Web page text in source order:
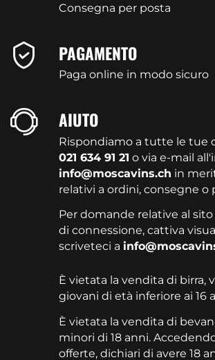
Consegna per posta
PAGAMENTO
Paga online in modo sicuro
AIUTO
Rispondiamo a tutte le tue
021 634 91 21 o via e-mail
info@moscavins.ch in
relativi a ordini, consegne o
Per domande relative al
di connessione, cattiva
scriveteci a
È vietata la vendita di birra,
giovani di età inferiore ai 16
È vietata la vendita di
minori di 18 anni.
offerte, dichiari di avere 18